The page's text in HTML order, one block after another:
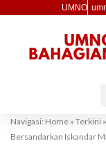
content
UMNO
Navigasi: Home » Terkini »
Bersandarkan Iskandar